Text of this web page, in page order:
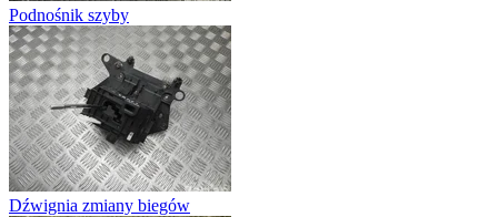
Podnośnik szyby
Dźwignia zmiany biegów